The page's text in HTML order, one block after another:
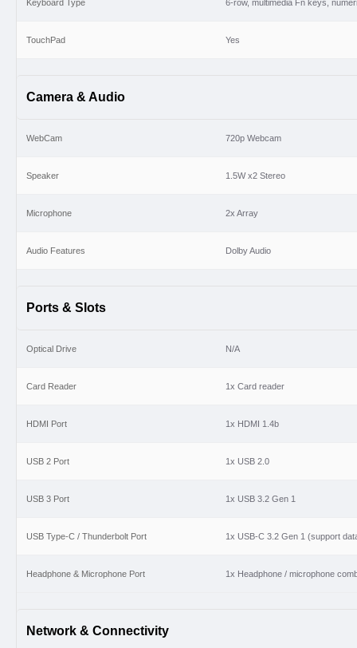
Keyboard Type 6-row, multimedia Fn keys,
TouchPad Yes
Camera & Audio
WebCam 720p Webcam
Speaker 1.5W x2 Stereo
Microphone 2x Array
Audio Features Dolby Audio
Ports & Slots
Optical Drive N/A
Card Reader 1x Card reader
HDMI Port 1x HDMI 1.4b
USB 2 Port 1x USB 2.0
USB 3 Port 1x USB 3.2 Gen 1
USB Type-C / Thunderbolt Port 1x USB-C 3.2 Gen 1 (support
Headphone & Microphone Port 1x Headphone / microphone
Network & Connectivity